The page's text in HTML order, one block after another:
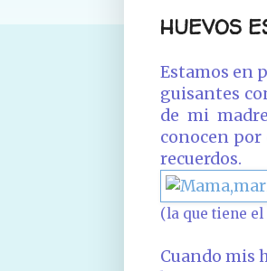
HUEVOS
Estamos en
guisantes
de mi
conocen por
recuerdos.
(la que tiene
Cuando mis